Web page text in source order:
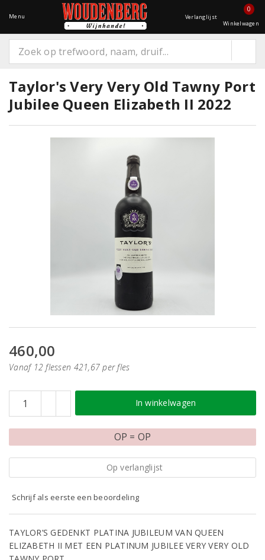
Menu Verlanglijst
0
Winkelwagen
Taylor's Very Very Old Tawny Port
Jubilee Queen Elizabeth II 2022
460,00
Vanaf 12 flessen 421,67 per fles
In winkelwagen
OP = OP
Op verlanglijst
Schrijf als eerste een beoordeling
TAYLOR’S GEDENKT PLATINA JUBILEUM VAN QUEEN
ELIZABETH II MET EEN PLATINUM JUBILEE VERY VERY OLD